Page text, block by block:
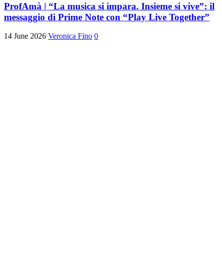
ProfAmà | “La musica si impara. Insieme si vive”: il
messaggio di Prime Note con “Play Live Together”
14 June 2026 Veronica Fino 0